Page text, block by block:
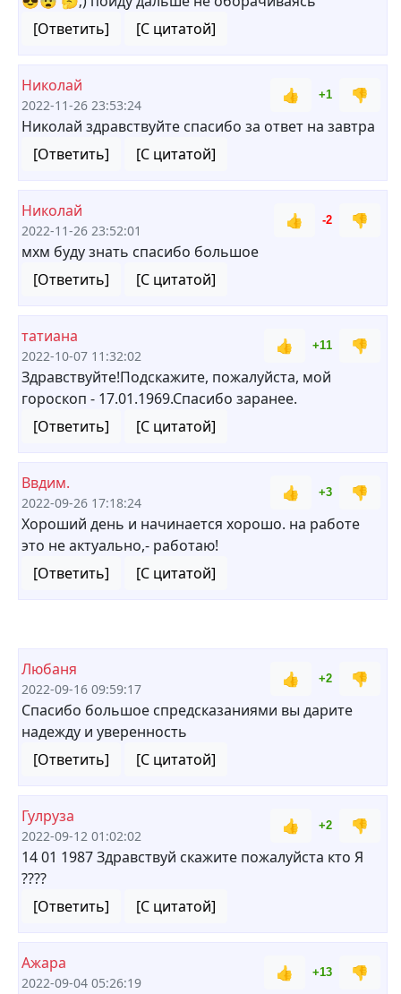
[Ответить]
[С цитатой]
Николай
2022-11-26 23:53:24
👍 +1
👎
Николай здравствуйте спасибо за ответ на завтра
[Ответить]
[С цитатой]
Николай
2022-11-26 23:52:01
👍 -2
👎
мхм буду знать спасибо большое
[Ответить]
[С цитатой]
татиана
2022-10-07 11:32:02
👍 +11
👎
Здравствуйте!Подскажите, пожалуйста, мой
гороскоп - 17.01.1969.Спасибо заранее.
[Ответить]
[С цитатой]
Ввдим.
2022-09-26 17:18:24
👍 +3
👎
Хороший день и начинается хорошо. на работе
это не актуально,- работаю!
[Ответить]
[С цитатой]
Любаня
2022-09-16 09:59:17
👍 +2
👎
Спасибо большое спредсказаниями вы дарите
надежду и уверенность
[Ответить]
[С цитатой]
Гулруза
2022-09-12 01:02:02
👍 +2
👎
14 01 1987 Здравствуй скажите пожалуйста кто Я
????
[Ответить]
[С цитатой]
Ажара
2022-09-04 05:26:19
👍 +13 👎